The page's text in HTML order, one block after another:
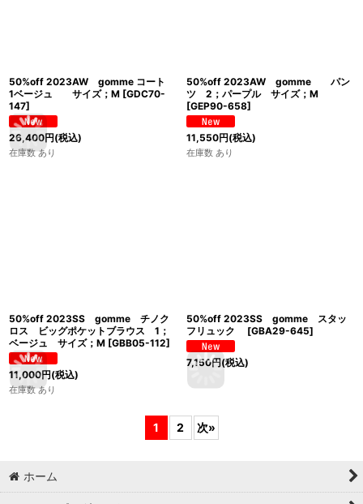
50%off 2023AW gomme コート
1ベージュ サイズ；M [GDC70-
147]
26,400円(税込)
在庫数 あり
50%off 2023AW gomme パン
ツ 2；パープル サイズ；M
[GEP90-658]
11,550円(税込)
在庫数 あり
50%off 2023SS gomme チノク
ロス ビッグポケットブラウス 1；
ベージュ サイズ；M [GBB05-112]
11,000円(税込)
在庫数 あり
50%off 2023SS gomme スタッ
フリュック
[GBA29-645]
7,150円(税込)
1 2 次»
ホーム